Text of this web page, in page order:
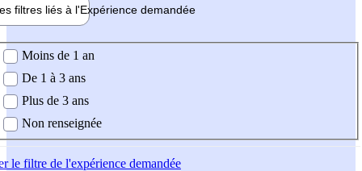
filtres liés à l'Expérience demandée
demandée
Moins de 1 an
De 1 à 3 ans
Plus de 3 ans
Non renseignée
le filtre de l'expérience demandée